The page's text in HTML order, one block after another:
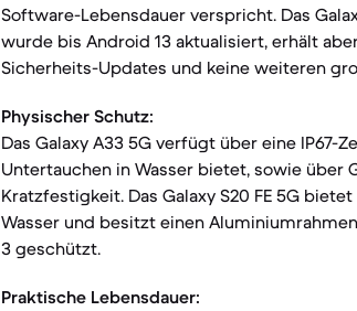
Software-Lebensdauer verspricht. Das
wurde bis Android 13 aktualisiert, erhält
Sicherheits-Updates und keine weiteren
Physischer Schutz:
Das Galaxy A33 5G verfügt über eine
Untertauchen in Wasser bietet, sowie über
Kratzfestigkeit. Das Galaxy S20 FE 5G
Wasser und besitzt einen
3 geschützt.
Praktische Lebensdauer: